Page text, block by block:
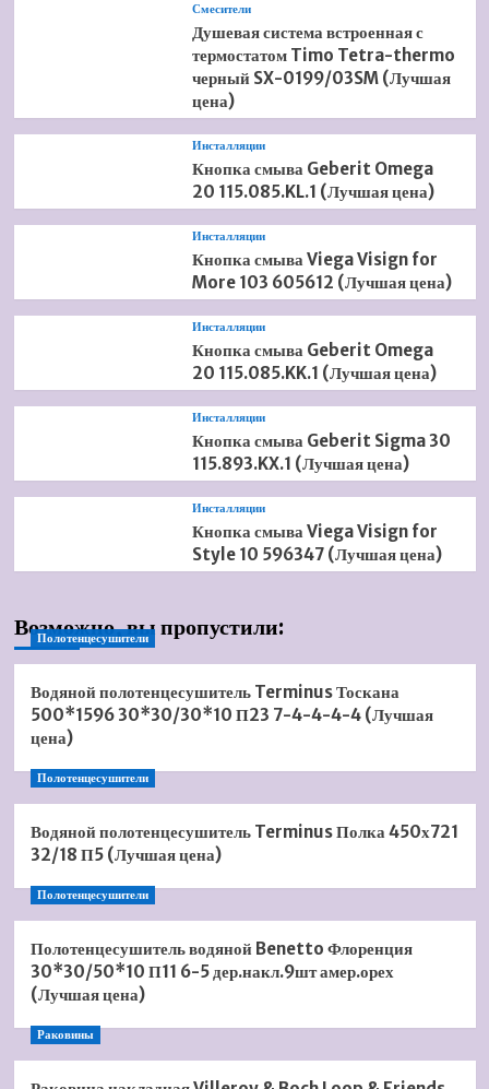
Смесители
Душевая система встроенная с
термостатом Timo Tetra-thermo
черный SX-0199/03SM (Лучшая
цена)
Инсталляции
Кнопка смыва Geberit Omega
20 115.085.KL.1 (Лучшая цена)
Инсталляции
Кнопка смыва Viega Visign for
More 103 605612 (Лучшая цена)
Инсталляции
Кнопка смыва Geberit Omega
20 115.085.KK.1 (Лучшая цена)
Инсталляции
Кнопка смыва Geberit Sigma 30
115.893.KX.1 (Лучшая цена)
Инсталляции
Кнопка смыва Viega Visign for
Style 10 596347 (Лучшая цена)
Возможно, вы пропустили:
Полотенцесушители
Водяной полотенцесушитель Terminus Тоскана
500*1596 30*30/30*10 П23 7-4-4-4-4 (Лучшая
цена)
Полотенцесушители
Водяной полотенцесушитель Terminus Полка 450х721
32/18 П5 (Лучшая цена)
Полотенцесушители
Полотенцесушитель водяной Benetto Флоренция
30*30/50*10 П11 6-5 дер.накл.9шт амер.орех
(Лучшая цена)
Раковины